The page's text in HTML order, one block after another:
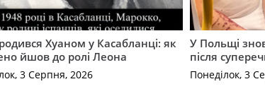
Хуаном у Касабланці: як
йшов до ролі Леона
3 Серпня, 2026
У Польщі
після
Понеділок, 3